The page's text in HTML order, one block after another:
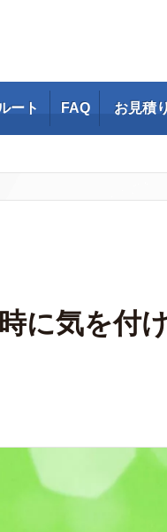
ート FAQ お見積
に気を付